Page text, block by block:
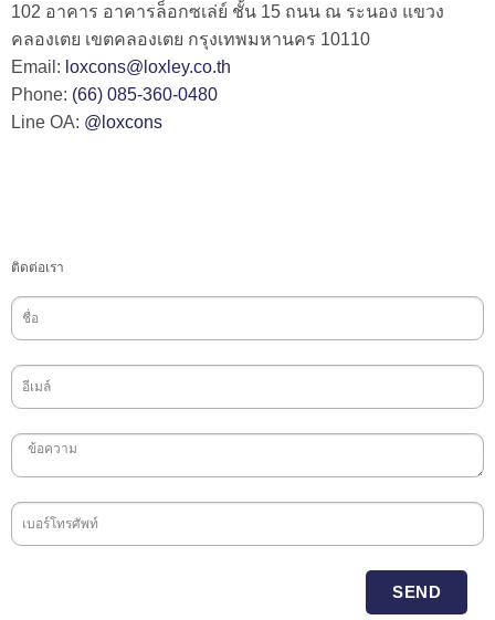
102 อาคาร อาคารล็อกซเล่ย์ ชั้น 15 ถนน ณ ระนอง แขวง
คลองเตย เขตคลองเตย กรุงเทพมหานคร 10110
Email: loxcons@loxley.co.th
Phone: (66) 085-360-0480
Line OA: @loxcons
ติดต่อเรา
SEND